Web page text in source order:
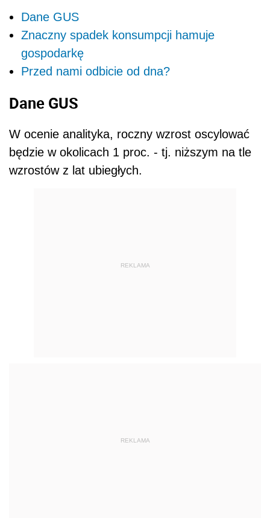
Dane GUS
Znaczny spadek konsumpcji hamuje
gospodarkę
Przed nami odbicie od dna?
Dane GUS
W ocenie analityka, roczny wzrost oscylować
będzie w okolicach 1 proc. - tj. niższym na tle
wzrostów z lat ubiegłych.
REKLAMA
REKLAMA